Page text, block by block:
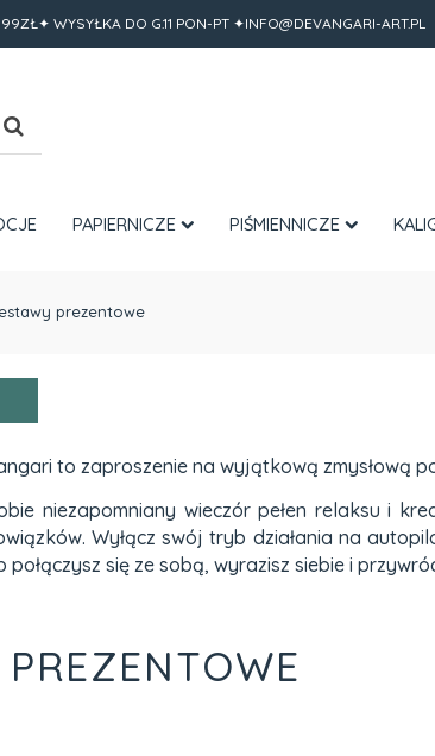
WYSYŁKA DO G.11 PON-PT ✦INFO@DEVANGARI-ART.PL
PAPIERNICZE PIŚMIENNICZE
prezentowe
to zaproszenie na wyjątkową zmysłową
niezapomniany wieczór pełen relaksu i
Wyłącz swój tryb działania na
połączysz się ze sobą, wyrazisz siebie i